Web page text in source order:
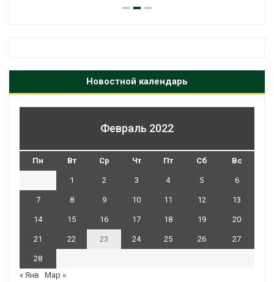
Новостной календарь
Февраль 2022
Пн Вт Ср Чт Пт Сб Вс
1 2 3 4 5 6
7 8 9 10 11 12 13
14 15 16 17 18 19 20
21 22 23 24 25 26 27
28
« Янв
Мар »